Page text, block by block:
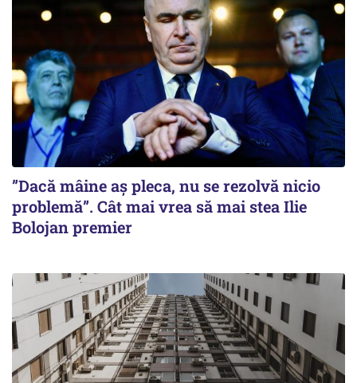
”Dacă mâine aș pleca, nu se rezolvă nicio
problemă”. Cât mai vrea să mai stea Ilie
Bolojan premier